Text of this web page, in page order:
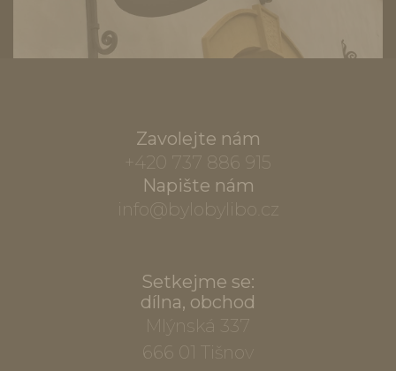
Zavolejte nám
+420 737 886 915
Napište nám
info@bylobylibo.cz
Setkejme se:
dílna, obchod
Mlýnská 337
666 01 Tišnov